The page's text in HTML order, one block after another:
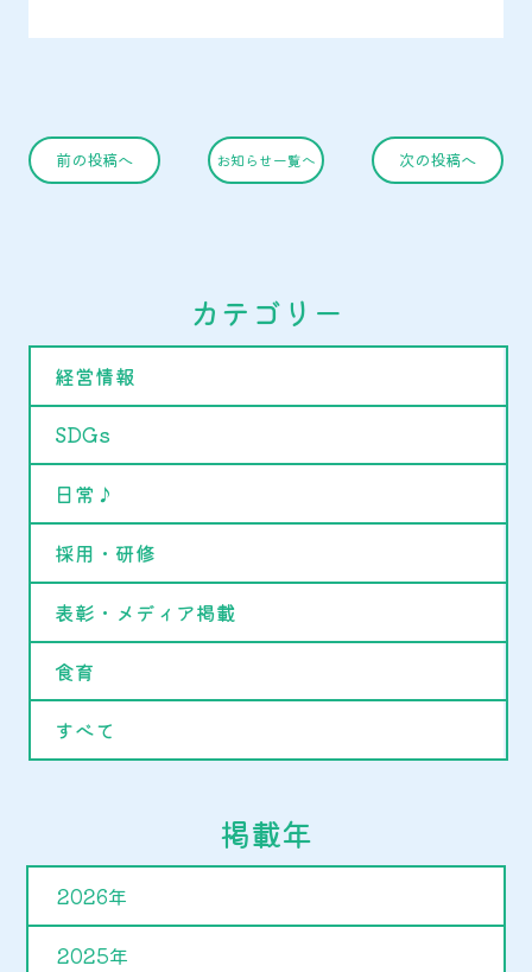
前の投稿へ お知らせ一覧へ 次の投稿へ
カテゴリー
経営情報
SDGs
日常♪
採用・研修
表彰・メディア掲載
食育
すべて
掲載年
2026年
2025年